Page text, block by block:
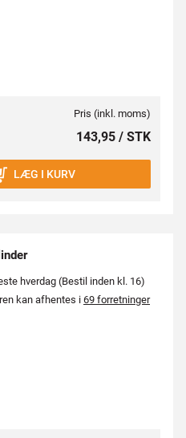
Pris (inkl. moms)
143,95 / STK
LÆG I KURV
hverdag (Bestil inden kl. 16)
kan afhentes i 69 forretninger